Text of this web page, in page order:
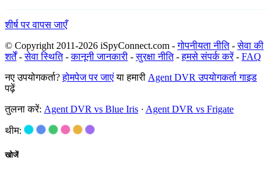
शीर्ष पर वापस जाएँ
© Copyright 2011-2026 iSpyConnect.com -गोपनीयता नीति-सेवा की
शर्तें-सेवा स्थिति-कानूनी जानकारी -सुरक्षा नीति-हमसे संपर्क करें- FAQ
नए उपयोगकर्ता?होमपेज पर जाएंया हमारी Agent DVR उपयोगकर्ता गाइड
पढ़ें
तुलना करें: Agent DVR vs Blue Iris · Agent DVR vs Frigate
थीम:
खोजें